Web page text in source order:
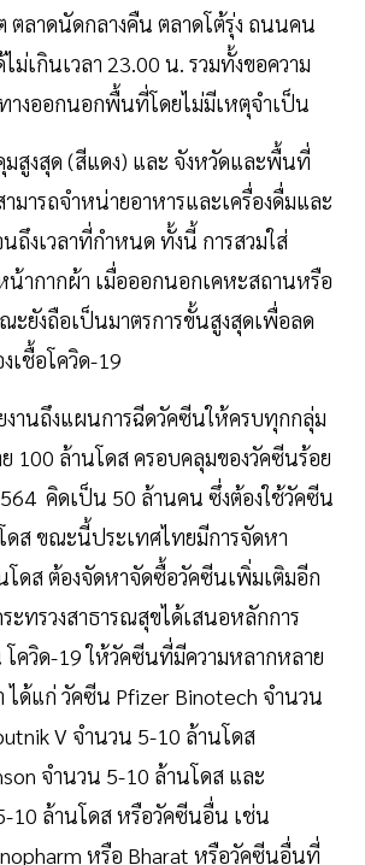
ตลาดนัดกลางคืน ตลาดโต้รุ่ง ถนนคน
ม่เกินเวลา 23.00 น. รวมทั้งขอความ
างออกนอกพื้นที่โดยไม่มีเหตุจำเป็น
สูงสุด (สีแดง) และ จังหวัดและพื้นที่
มารถจำหน่ายอาหารและเครื่องดื่มและ
ถึงเวลาที่กำหนด ทั้งนี้ การสวมใส่
ากากผ้า เมื่อออกนอกเคหะสถานหรือ
ะยังถือเป็นมาตรการขั้นสูงสุดเพื่อลด
เชื้อโควิด-19
งานถึงแผนการฉีดวัคซีนให้ครบทุกกลุ่ม
100 ล้านโดส ครอบคลุมของวัคซีนร้อย
คิดเป็น 50 ล้านคน ซึ่งต้องใช้วัคซีน
ดส ขณะนี้ประเทศไทยมีการจัดหา
ดส ต้องจัดหาจัดซื้อวัคซีนเพิ่มเติมอีก
ะทรวงสาธารณสุขได้เสนอหลักการ
ควิด-19 ให้วัคซีนที่มีความหลากหลาย
ได้แก่ วัคซีน Pfizer Binotech จำนวน
V จำนวน 5-10 ล้านโดส
จำนวน 5-10 ล้านโดส และ
10 ล้านโดส หรือวัคซีนอื่น เช่น
หรือ Bharat หรือวัคซีนอื่นที่